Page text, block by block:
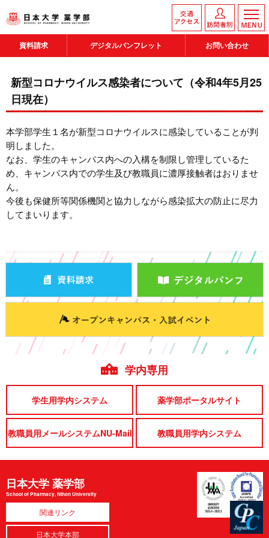
資料請求 デジタルパンフレット お問い合わせ
新型コロナウイルス感染者について（令和4年5月25
日現在）
本学部学生１名が新型コロナウイルスに感染していることが判
明しました。
なお、学生のキャンパス内への入構を制限し管理しているた
め、キャンパス内での学生及び教職員に濃厚接触者はおりませ
ん。
今後も保健所等関係機関と協力しながら感染拡大の防止に尽力
してまいります。
学内専用
学生用学内システム 薬学部ポータルサイト
教職員用メールシステムNU-Mail 教職員用学内システム
日本大学 薬学部
School of Pharmacy, Nihon University
関連リンク
日本大学本部